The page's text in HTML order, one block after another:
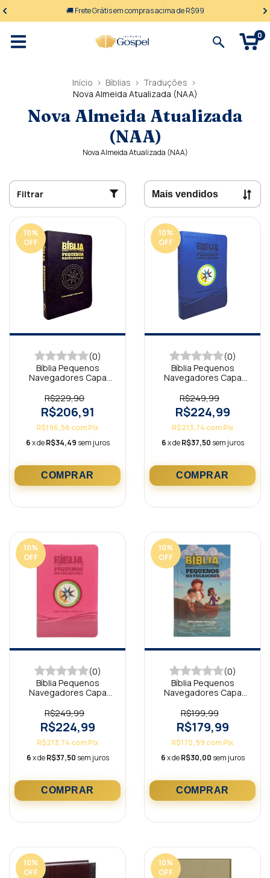
🚚 Frete Grátis em compras acima de R$99
0
Início > Bíblias > Traduções >
Nova Almeida Atualizada (NAA)
Nova Almeida Atualizada
(NAA)
Nova Almeida Atualizada (NAA)
Filtrar
10%
OFF
(0)
Bíblia Pequenos
Navegadores Capa
R$229,90
R$206,91
R$196,56 comPix
6x deR$34,49 sem juros
10%
OFF
(0)
Bíblia Pequenos
Navegadores Capa
R$249,99
R$224,99
R$213,74 com Pix
6x deR$37,50 sem juros
10%
OFF
(0)
Bíblia Pequenos
Navegadores Capa
R$249,99
R$224,99
R$213,74 com Pix
6x deR$37,50 sem juros
10%
OFF
(0)
Bíblia Pequenos
Navegadores Capa
R$199,99
R$179,99
R$170,99 comPix
6x deR$30,00 sem juros
10%
OFF
10%
OFF